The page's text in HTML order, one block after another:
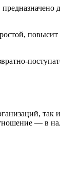
повысит
— в